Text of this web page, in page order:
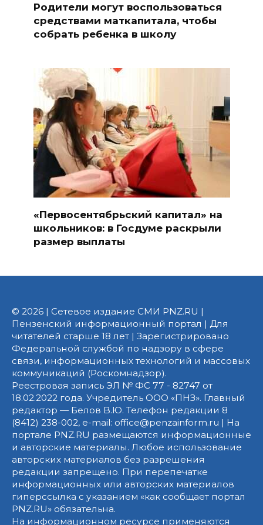
Родители могут воспользоваться
средствами маткапитала, чтобы
собрать ребенка в школу
«Первосентябрьский капитал» на
школьников: в Госдуме раскрыли
размер выплаты
© 2026 | Сетевое издание СМИ PNZ.RU |
Пензенский информационный портал | Для
читателей старше 18 лет | Зарегистрировано
Федеральной службой по надзору в сфере
связи, информационных технологий и массовых
коммуникаций (Роскомнадзор).
Реестровая запись ЭЛ № ФС 77 - 82747 от
18.02.2022 года. Учредитель ООО «ПНЗ». Главный
редактор — Белов В.Ю. Телефон редакции 8
(8412) 238-002, e-mail: office@penzainform.ru | На
портале PNZ.RU размещаются информационные
и авторские материалы. Любое использование
авторских материалов без разрешения
редакции запрещено. При перепечатке
информационных или авторских материалов
гиперссылка с указанием «как сообщает портал
PNZ.RU» обязательна.
На информационном ресурсе применяются